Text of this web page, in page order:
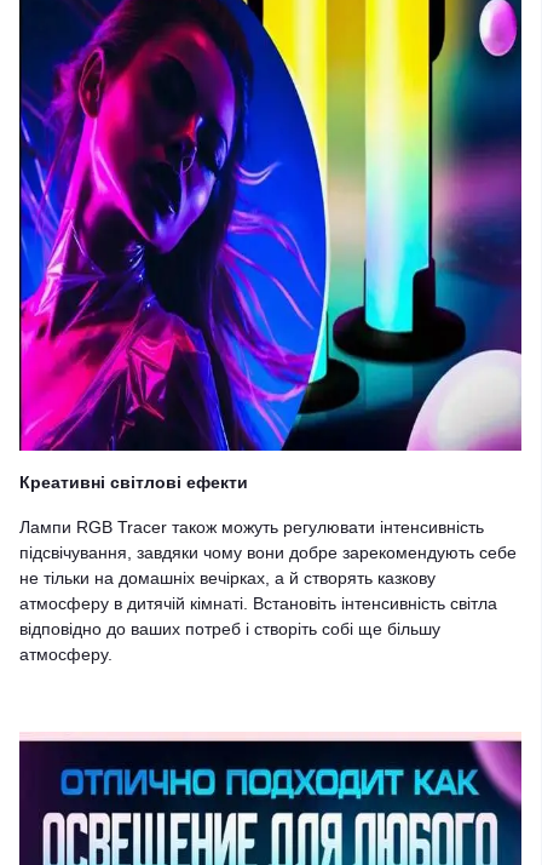
Креативні світлові ефекти
Лампи RGB Tracer також можуть регулювати інтенсивність
підсвічування, завдяки чому вони добре зарекомендують себе
не тільки на домашніх вечірках, а й створять казкову
атмосферу в дитячій кімнаті. Встановіть інтенсивність світла
відповідно до ваших потреб і створіть собі ще більшу
атмосферу.